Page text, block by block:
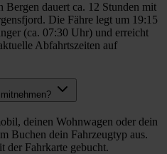
dauert ca. 12 Stunden mit
Die Fähre legt um 19:15
(ca. 07:30 Uhr) und erreicht
Abfahrtszeiten auf
deinen Wohnwagen oder dein
Buchen dein Fahrzeugtyp aus.
der Fahrkarte gebucht.